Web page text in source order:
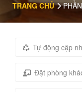
TRANG CHỦ
Tự động cập
Đặt phòng